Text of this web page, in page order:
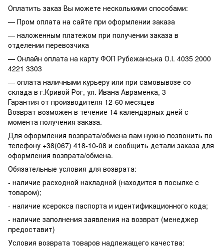
Оплатить заказ Вы можете несколькими способами:
— Пром оплата на сайте при оформлении заказа
— наложенным платежом при получении заказа в
отделении перевозчика
— Онлайн оплата на карту ФОП Рубежанська О.І. 4035 2000
4221 3303
— оплата наличными курьеру или при самовывозе со
склада в г.Кривой Рог, ул. Ивана Авраменка, 3
Гарантия от производителя 12-60 месяцев
Возврат возможен в течение 14 календарных дней с
момента получения заказа.
Для оформления возврата/обмена вам нужно позвонить по
телефону +38(067) 418-10-08 и сообщить детали заказа для
оформления возврата/обмена.
Обязательные условия для возврата:
- наличие расходной накладной (находится в посылке с
товаром);
- наличие ксерокса паспорта и идентификационного кода;
- наличие заполнения заявления на возврат (менеджер
предоставит)
Условия возврата товаров надлежащего качества: